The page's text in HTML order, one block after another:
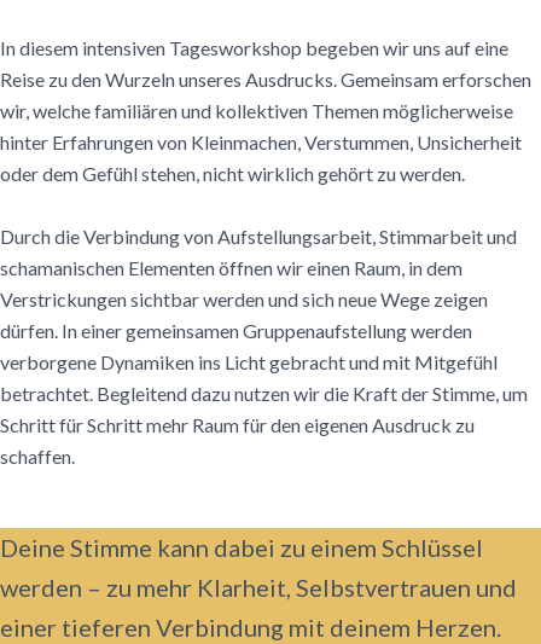
In diesem intensiven Tagesworkshop begeben wir uns auf eine
Reise zu den Wurzeln unseres Ausdrucks. Gemeinsam erforschen
wir, welche familiären und kollektiven Themen möglicherweise
hinter Erfahrungen von Kleinmachen, Verstummen, Unsicherheit
oder dem Gefühl stehen, nicht wirklich gehört zu werden.
Durch die Verbindung von Aufstellungsarbeit, Stimmarbeit und
schamanischen Elementen öffnen wir einen Raum, in dem
Verstrickungen sichtbar werden und sich neue Wege zeigen
dürfen. In einer gemeinsamen Gruppenaufstellung werden
verborgene Dynamiken ins Licht gebracht und mit Mitgefühl
betrachtet. Begleitend dazu nutzen wir die Kraft der Stimme, um
Schritt für Schritt mehr Raum für den eigenen Ausdruck zu
schaffen.
Deine Stimme kann dabei zu einem Schlüssel
werden – zu mehr Klarheit, Selbstvertrauen und
einer tieferen Verbindung mit deinem Herzen.